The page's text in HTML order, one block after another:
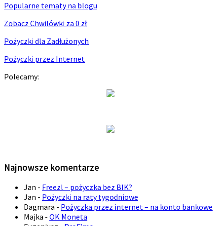
Popularne tematy na blogu
Zobacz Chwilówki za 0 zł
Pożyczki dla Zadłużonych
Pożyczki przez Internet
Polecamy:
Najnowsze komentarze
Jan - Freezl – pożyczka bez BIK?
Jan - Pożyczki na raty tygodniowe
Dagmara - Pożyczka przez internet – na konto bankowe
Majka - OK Moneta